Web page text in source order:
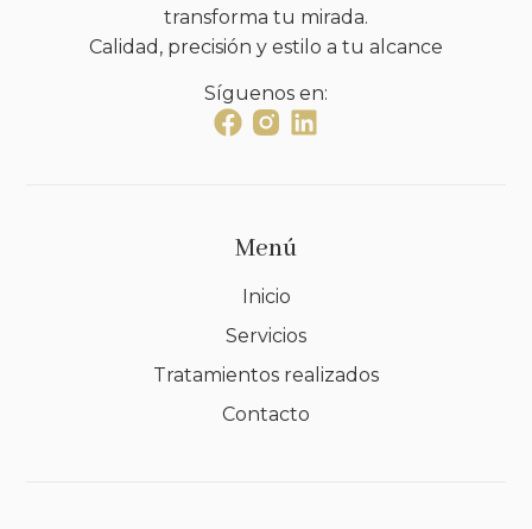
transforma tu mirada.
Calidad, precisión y estilo a tu alcance
Síguenos en:
Menú
Inicio
Servicios
Tratamientos realizados
Contacto